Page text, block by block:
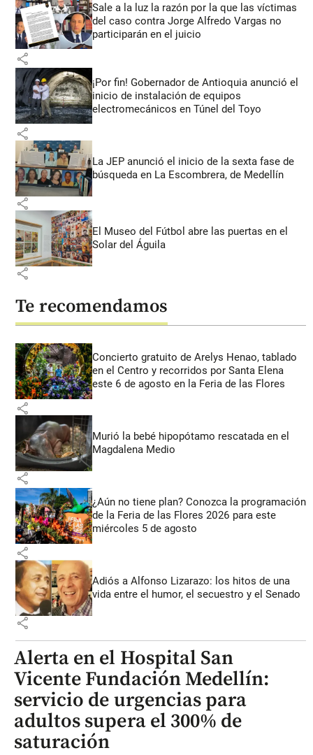
Sale a la luz la razón por la que las víctimas
del caso contra Jorge Alfredo Vargas no
participarán en el juicio
share
¡Por fin! Gobernador de Antioquia anunció el
inicio de instalación de equipos
electromecánicos en Túnel del Toyo
share
La JEP anunció el inicio de la sexta fase de
búsqueda en La Escombrera, de Medellín
share
El Museo del Fútbol abre las puertas en el
Solar del Águila
share
Te recomendamos
Concierto gratuito de Arelys Henao, tablado
en el Centro y recorridos por Santa Elena
este 6 de agosto en la Feria de las Flores
share
Murió la bebé hipopótamo rescatada en el
Magdalena Medio
share
¿Aún no tiene plan? Conozca la programación
de la Feria de las Flores 2026 para este
miércoles 5 de agosto
share
Adiós a Alfonso Lizarazo: los hitos de una
vida entre el humor, el secuestro y el Senado
share
Alerta en el Hospital San
Vicente Fundación Medellín:
servicio de urgencias para
adultos supera el 300% de
saturación